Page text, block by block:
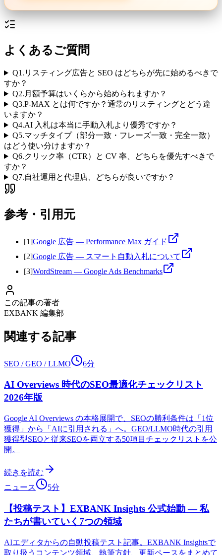
よくあるご質問
Q1 . リスティング広告と SEO はどちらが先に始めるべきで
すか？
Q2. 月額予算はいくらから始められますか？
Q3.P-MAX とは何ですか？通常のリスティングとどう違
いますか？
Q4.AI 入札は本当に手動入札より優秀ですか？
Q5.マッチタイプ（部分一致・フレーズ一致・完全一致）
はどう使い分けますか？
Q6.クリック率（CTR）と CV 率、どちらを優先すべきで
すか？
Q7.自社運用と代理店、どちらが良いですか？
参考・引用元
[1]Google 広告 — Performance Max ガイド
[2]Google 広告 — スマート自動入札について
[3]WordStream — Google Ads Benchmarks
この記事の著者
EXBANK 編集部
関連する記事
SEO / GEO / LLMO 6分
AI Overviews 時代のSEO最適化チェックリスト
2026年版
Google AI Overviews の本格展開で、SEOの勝利条件は「1位
獲得」から「AIに引用される」へ。GEO/LLMO時代の引用
獲得型SEOと従来SEOを両立する50項目チェックリストを公
開。
続きを読む
ニュース
5分
【投稿テスト】EXBANK Insights 公式始動 — 私
たちが書いていく7つの領域
AIエディタからの自動投稿テスト記事。EXBANK Insightsで
取り扱うコンテンツ領域、執筆方針、更新ペースをまとめて